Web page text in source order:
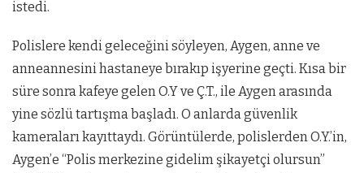
istedi.
Polislere kendi geleceğini söyleyen, Aygen, anne ve
anneannesini hastaneye bırakıp işyerine geçti. Kısa bir
süre sonra kafeye gelen O.Y ve Ç.T., ile Aygen arasında
yine sözlü tartışma başladı. O anlarda güvenlik
kameraları kayıttaydı. Görüntülerde, polislerden O.Y.’in,
Aygen’e “Polis merkezine gidelim şikayetçi olursun”